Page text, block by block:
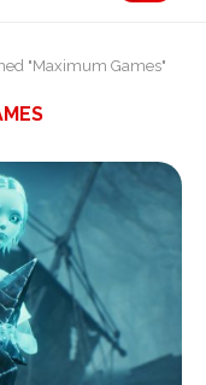
"Maximum Games"